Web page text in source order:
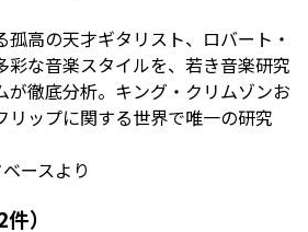
孤高の天才ギタリスト、ロバート・
彩な音楽スタイルを、若き音楽研究
が徹底分析。キング・クリムゾンお
リップに関する世界で唯一の研究
ベースより
件）